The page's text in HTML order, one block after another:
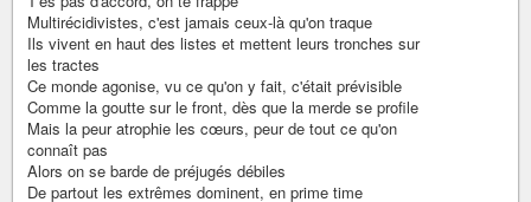
Multirécidivistes, c'est jamais ceux-là qu'on traque
Ils vivent en haut des listes et mettent leurs tronches sur
les tractes
Ce monde agonise, vu ce qu'on y fait, c'était prévisible
Comme la goutte sur le front, dès que la merde se profile
Mais la peur atrophie les cœurs, peur de tout ce qu'on
connaît pas
Alors on se barde de préjugés débiles
De partout les extrêmes dominent, en prime time